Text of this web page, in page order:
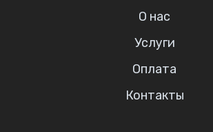
О нас
Услуги
Оплата
Контакты